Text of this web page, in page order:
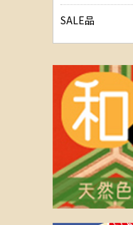
SALE品